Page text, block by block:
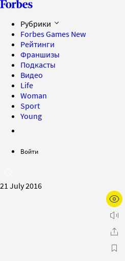
Рубрики
Forbes Games New
Рейтинги
Франшизы
Подкасты
Видео
Life
Woman
Sport
Young
Войти
21 July 2016